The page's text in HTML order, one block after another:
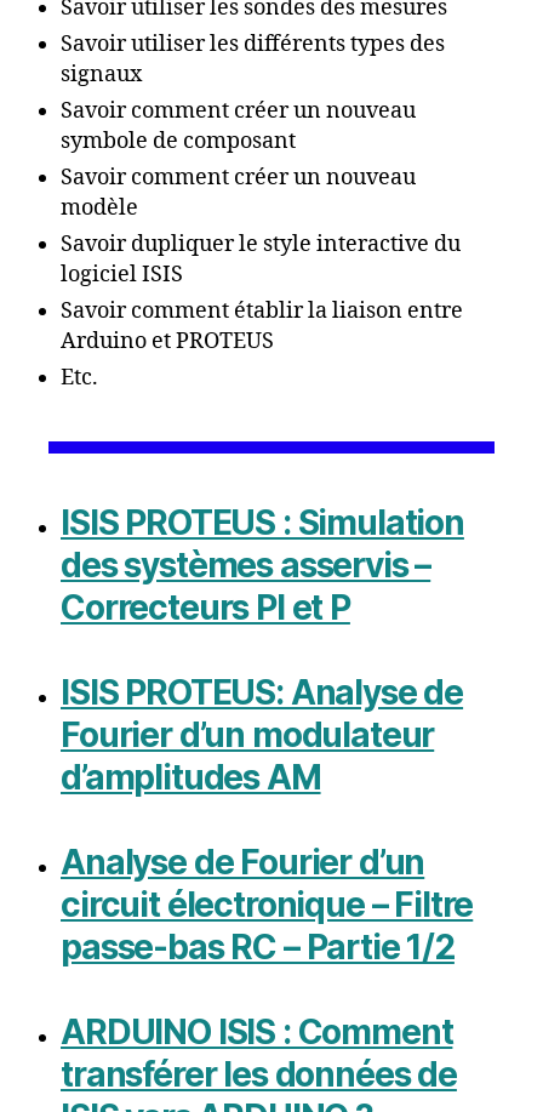
Savoir utiliser les sondes des mesures
Savoir utiliser les différents types des
signaux
Savoir comment créer un nouveau
symbole de composant
Savoir comment créer un nouveau
modèle
Savoir dupliquer le style interactive du
logiciel ISIS
Savoir comment établir la liaison entre
Arduino et PROTEUS
Etc.
ISIS PROTEUS : Simulation
des systèmes asservis –
Correcteurs PI et P
ISIS PROTEUS: Analyse de
Fourier d’un modulateur
d’amplitudes AM
Analyse de Fourier d’un
circuit électronique – Filtre
passe-bas RC – Partie 1/2
ARDUINO ISIS : Comment
transférer les données de